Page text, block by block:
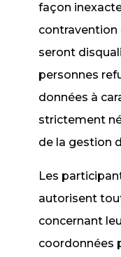
façon
contravention
seront
personnes
données à
strictement
de la gestion
Les
autorisent
concernant
coordonnées